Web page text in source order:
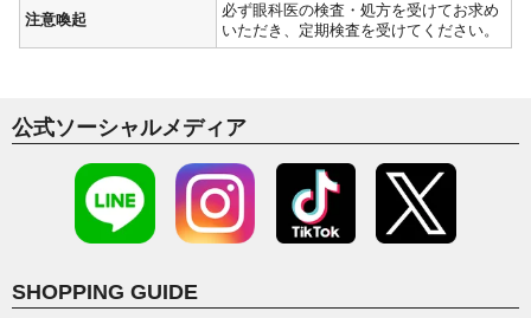
注意喚起
必ず眼科医の検査・処方を受けてお求め
いただき、定期検査を受けてください。
公式ソーシャルメディア
SHOPPING GUIDE